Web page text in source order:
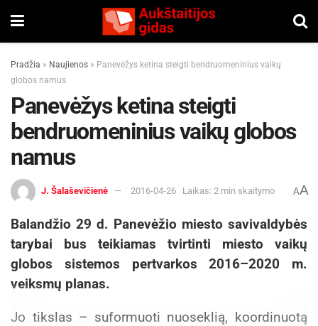
Pradžia » Naujienos » Panevėžys ketina steigti bendruomeninius vaikų
globos namus
Panevėžys ketina steigti
bendruomeninius vaikų globos
namus
J. Šalaševičienė 2016-04-26 Laikas: 2 min skaitymo AA
Balandžio 29 d. Panevėžio miesto savivaldybės
tarybai bus teikiamas tvirtinti miesto vaikų
globos sistemos pertvarkos 2016–2020 m.
veiksmų planas.
Jo tikslas – suformuoti nuoseklią, koordinuotą